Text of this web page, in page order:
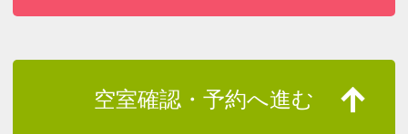
空室確認・予約へ進む